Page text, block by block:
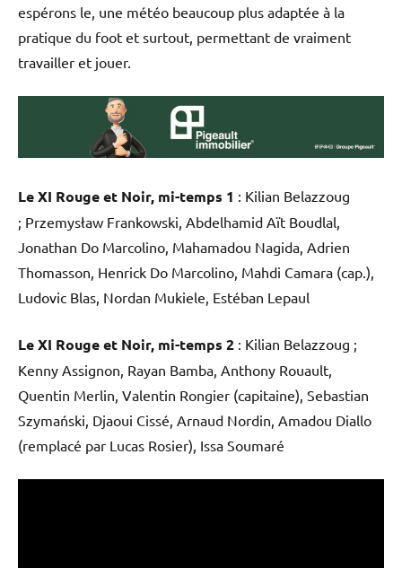
espérons le, une météo beaucoup plus adaptée à la
pratique du foot et surtout, permettant de vraiment
travailler et jouer.
Le XI Rouge et Noir, mi-temps 1 : Kilian Belazzoug
; Przemysław Frankowski, Abdelhamid Aït Boudlal,
Jonathan Do Marcolino, Mahamadou Nagida, Adrien
Thomasson, Henrick Do Marcolino, Mahdi Camara (cap.),
Ludovic Blas, Nordan Mukiele, Estéban Lepaul
Le XI Rouge et Noir, mi-temps 2 : Kilian Belazzoug ;
Kenny Assignon, Rayan Bamba, Anthony Rouault,
Quentin Merlin, Valentin Rongier (capitaine), Sebastian
Szymański, Djaoui Cissé, Arnaud Nordin, Amadou Diallo
(remplacé par Lucas Rosier), Issa Soumaré